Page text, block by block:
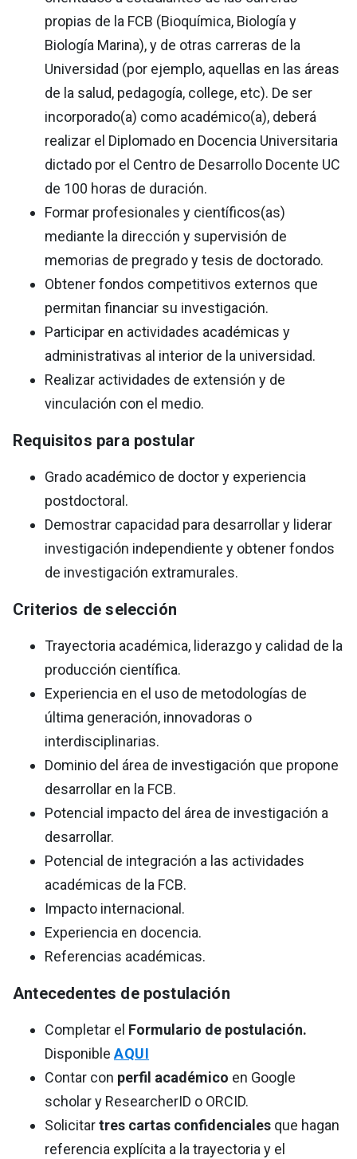
propias de la FCB (Bioquímica, Biología y
Biología Marina), y de otras carreras de la
Universidad (por ejemplo, aquellas en las áreas
de la salud, pedagogía, college, etc). De ser
incorporado(a) como académico(a), deberá
realizar el Diplomado en Docencia Universitaria
dictado por el Centro de Desarrollo Docente UC
de 100 horas de duración.
Formar profesionales y científicos(as)
mediante la dirección y supervisión de
memorias de pregrado y tesis de doctorado.
Obtener fondos competitivos externos que
permitan financiar su investigación.
Participar en actividades académicas y
administrativas al interior de la universidad.
Realizar actividades de extensión y de
vinculación con el medio.
Requisitos para postular
Grado académico de doctor y experiencia
postdoctoral.
Demostrar capacidad para desarrollar y liderar
investigación independiente y obtener fondos
de investigación extramurales.
Criterios de selección
Trayectoria académica, liderazgo y calidad de la
producción científica.
Experiencia en el uso de metodologías de
última generación, innovadoras o
interdisciplinarias.
Dominio del área de investigación que propone
desarrollar en la FCB.
Potencial impacto del área de investigación a
desarrollar.
Potencial de integración a las actividades
académicas de la FCB.
Impacto internacional.
Experiencia en docencia.
Referencias académicas.
Antecedentes de postulación
Completar el Formulario de postulación.
Disponible AQUI
Contar con perfil académico en Google
scholar y ResearcherID o ORCID.
Solicitartres cartas confidenciales que hagan
referencia explícita a la trayectoria y el